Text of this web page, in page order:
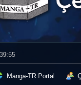
Manga-TR Portal